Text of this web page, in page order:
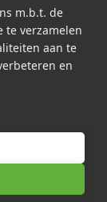
m.b.t. de
te verzamelen
aan te
en